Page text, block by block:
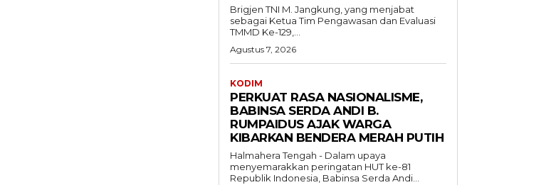
Brigjen TNI M. Jangkung, yang menjabat
sebagai Ketua Tim Pengawasan dan Evaluasi
TMMD Ke-129,...
Agustus 7, 2026
KODIM
PERKUAT RASA NASIONALISME,
BABINSA SERDA ANDI B.
RUMPAIDUS AJAK WARGA
KIBARKAN BENDERA MERAH PUTIH
Halmahera Tengah - Dalam upaya
menyemarakkan peringatan HUT ke-81
Republik Indonesia, Babinsa Serda Andi...